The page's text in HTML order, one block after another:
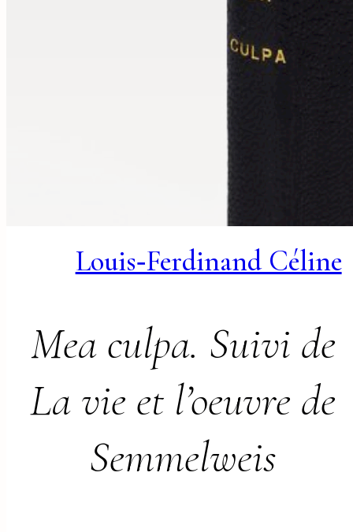
Louis‑Ferdinand Céline
Mea culpa. Suivi de
La vie et l’oeuvre de
Semmelweis